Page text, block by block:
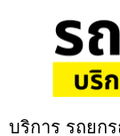
บริการ รถยก